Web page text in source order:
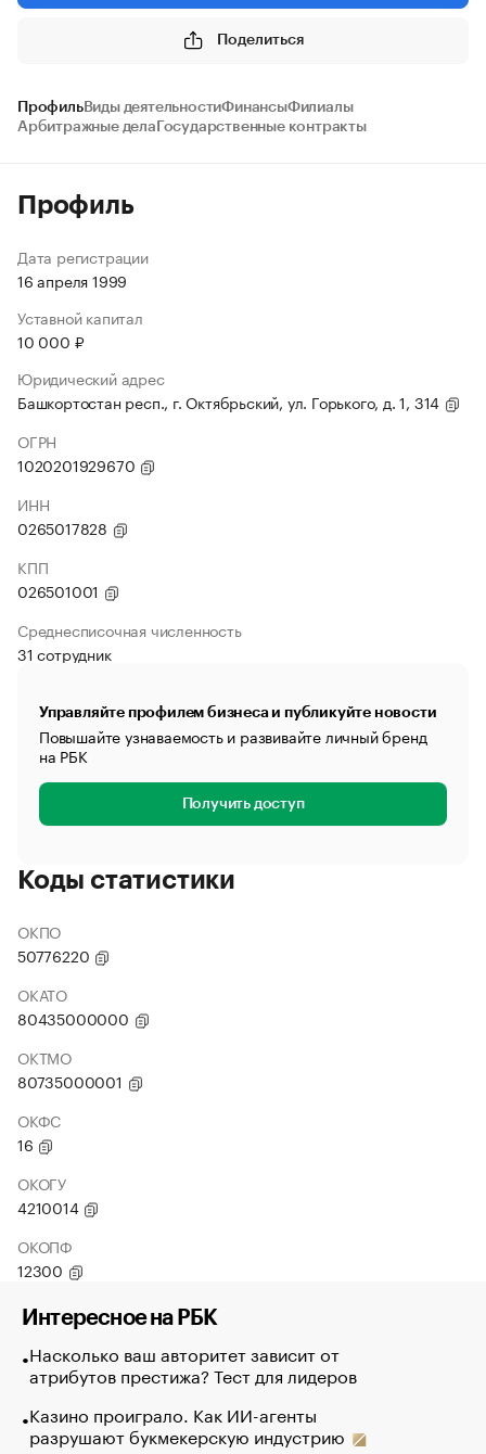
Поделиться
ПрофильВиды деятельностиФинансыФилиалы
Арбитражные дела Государственные контракты
Профиль
Дата регистрации
16 апреля 1999
Уставной капитал
10 000 ₽
Юридический адрес
Башкортостан респ., г. Октябрьский, ул. Горького, д. 1, 314
ОГРН
1020201929670
ИНН
0265017828
КПП
026501001
Среднесписочная численность
31 сотрудник
Управляйте профилем бизнеса и публикуйте новости
Повышайте узнаваемость и развивайте личный бренд
на РБК
Получить доступ
Коды статистики
ОКПО
50776220
ОКАТО
80435000000
ОКТМО
80735000001
ОКФС
16
ОКОГУ
4210014
ОКОПФ
12300
Интересное на РБК
Насколько ваш авторитет зависит от
атрибутов престижа? Тест для лидеров
Казино проиграло. Как ИИ-агенты
разрушают букмекерскую индустрию